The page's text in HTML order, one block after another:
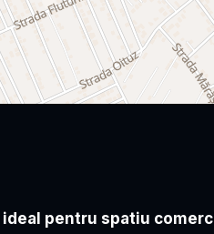
ideal pentru spatiu